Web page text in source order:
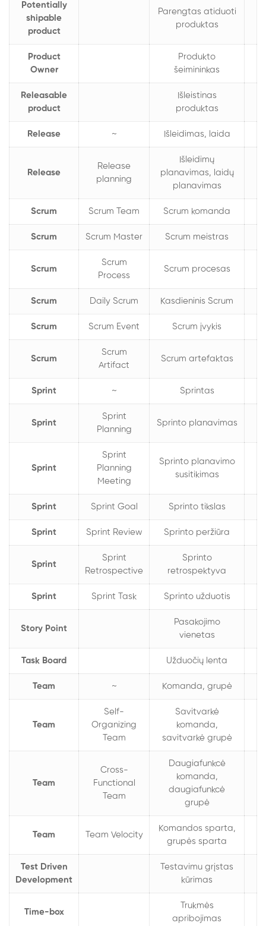
Potentially
shipable
product
Parengtas atiduoti
produktas
Product
Owner
Produkto
šeimininkas
Releasable
product
Išleistinas
produktas
Release ~ Išleidimas, laida
Release
Release
planning
Išleidimų
planavimas, laidų
planavimas
Scrum Scrum Team Scrum komanda
Scrum Scrum Master Scrum meistras
Scrum
Scrum
Process
Scrum procesas
Scrum Daily Scrum Kasdieninis Scrum
Scrum Scrum Event Scrum įvykis
Scrum
Scrum
Artifact
Scrum artefaktas
Sprint ~ Sprintas
Sprint
Sprint
Planning
Sprinto planavimas
Sprint
Sprint
Planning
Meeting
Sprinto planavimo
susitikimas
Sprint Sprint Goal Sprinto tikslas
Sprint Sprint Review Sprinto peržiūra
Sprint
Sprint
Retrospective
Sprinto
retrospektyva
Sprint Sprint Task Sprinto užduotis
Story Point
Pasakojimo
vienetas
Task Board Užduočių lenta
Team ~ Komanda, grupė
Team
Self-
Organizing
Team
Savitvarkė
komanda,
savitvarkė grupė
Team
Cross-
Functional
Team
Daugiafunkcė
komanda,
daugiafunkcė
grupė
Team Team Velocity
Komandos sparta,
grupės sparta
Test Driven
Development
Testavimu grįstas
kūrimas
Time-box
Trukmės
apribojimas